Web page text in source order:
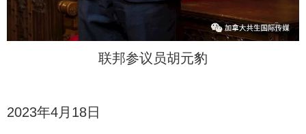
联邦参议员胡元豹
2023年4月18日